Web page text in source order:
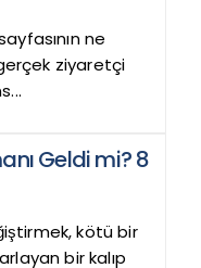
ne
ziyaretçi
Geldi mi? 8
kötü bir
bir kalıp